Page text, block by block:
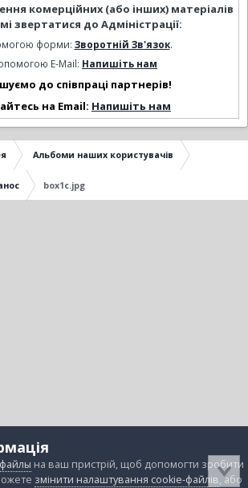
комерційних (або інших) матеріалів
звертатися до Адміністрації:
форми: Зворотній Зв'язок.
E-Mail: Напишіть нам
до співпраці партнерів!
на Email: Напишіть нам
Альбоми наших користувачів
box1c.jpg
на ваш пристрій, щоб допомогти зробити
змінити налаштування cookie-файлів, або